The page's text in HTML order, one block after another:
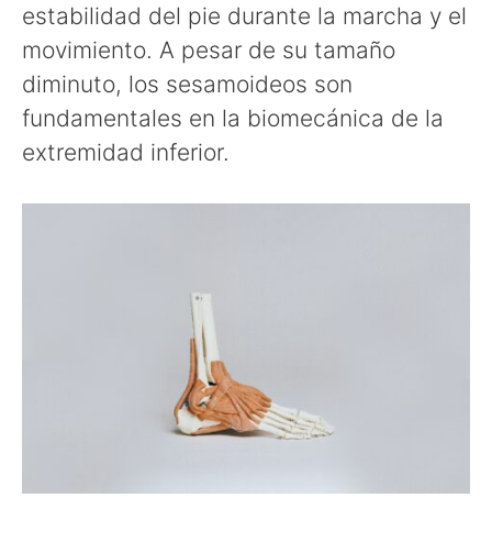
estabilidad del pie durante la marcha y el
movimiento. A pesar de su tamaño
diminuto, los sesamoideos son
fundamentales en la biomecánica de la
extremidad inferior.